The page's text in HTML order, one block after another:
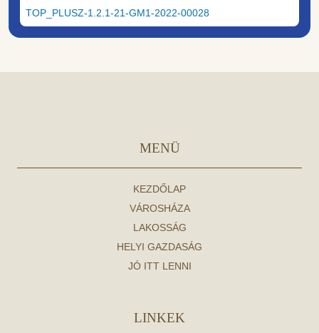
TOP_PLUSZ-1.2.1-21-GM1-2022-00028
MENÜ
KEZDŐLAP
VÁROSHÁZA
LAKOSSÁG
HELYI GAZDASÁG
JÓ ITT LENNI
LINKEK